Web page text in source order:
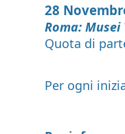
28
Roma:
Quota di
Per ogni